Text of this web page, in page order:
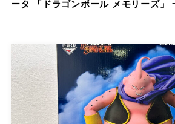
ータ 「ドラゴンボール メモリーズ」